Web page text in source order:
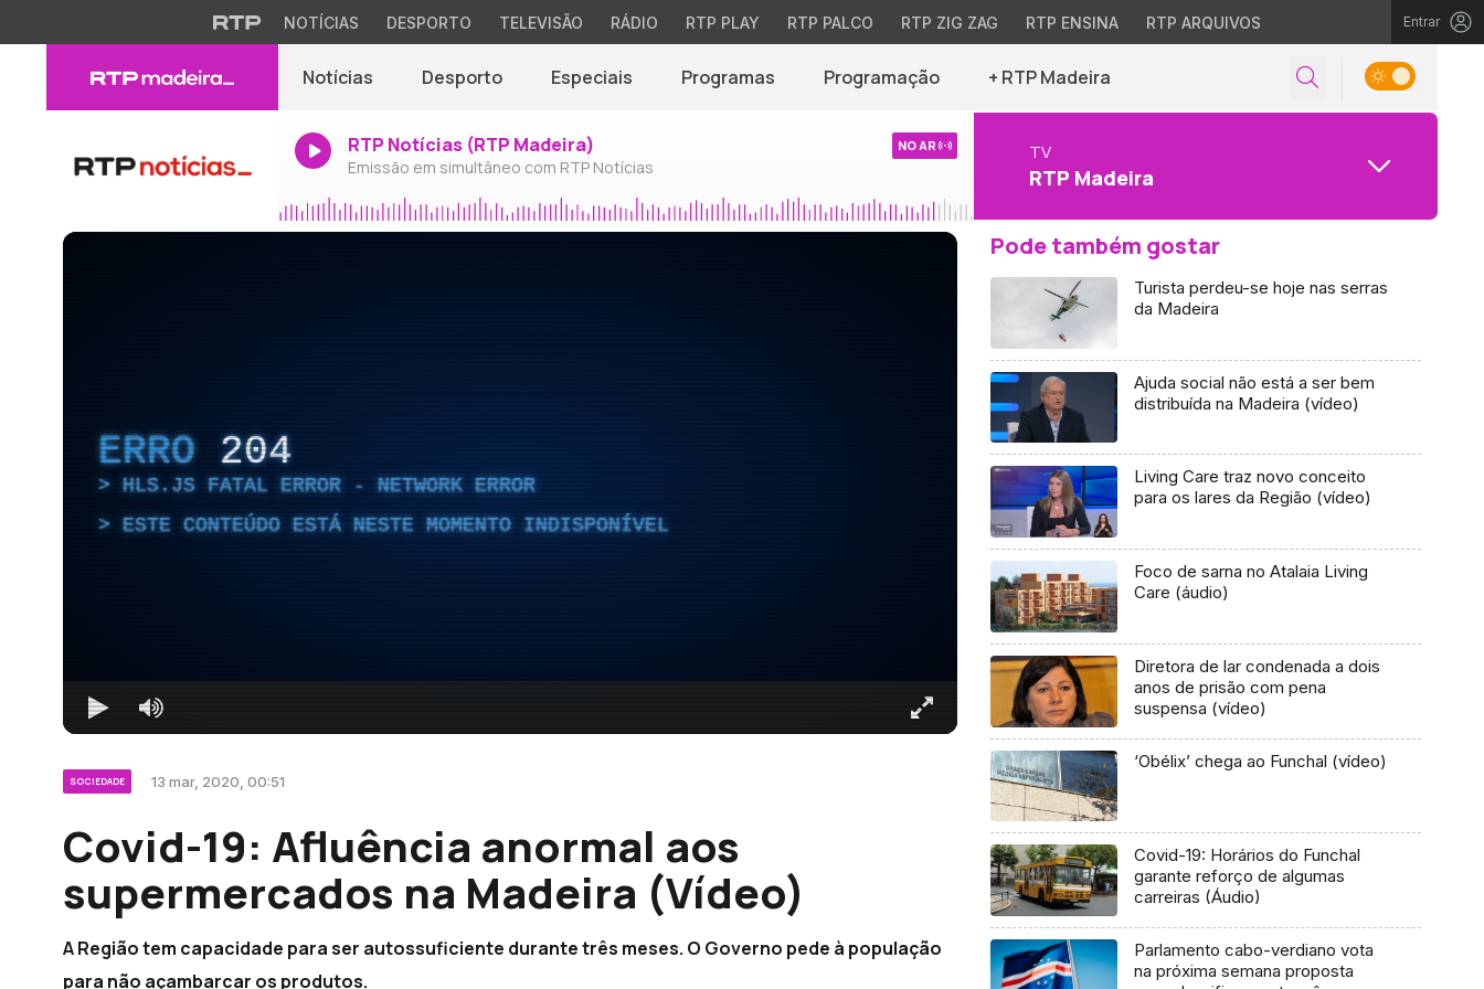
NOTÍCIAS DESPORTO TELEVISÃO RÁDIO RTP PLAY RTP PALCO RTP ZIG ZAG RTP ENSINA RTP ARQUIVOS Entrar
Notícias Desporto Especiais Programas Programação + RTP Madeira
RTP Notícias (RTP Madeira)
Emissão em simultâneo com RTP Notícias
NO AR TV
RTP Madeira
ERRO 204
HLS.JS FATAL ERROR - NETWORK ERROR
ESTE CONTEÚDO ESTÁ NESTE MOMENTO INDISPONÍVEL
SOCIEDADE 13 mar, 2020, 00:51
Covid-19: Afluência anormal aos
supermercados na Madeira (Vídeo)
A Região tem capacidade para ser autossuficiente durante três meses. O Governo pede à população
para não açambarcar os produtos.
Pode também gostar
Turista perdeu-se hoje nas serras
da Madeira
Ajuda social não está a ser bem
distribuída na Madeira (vídeo)
Living Care traz novo conceito
para os lares da Região (vídeo)
Foco de sarna no Atalaia Living
Care (áudio)
Diretora de lar condenada a dois
anos de prisão com pena
suspensa (vídeo)
‘Obélix’ chega ao Funchal (vídeo)
Covid-19: Horários do Funchal
garante reforço de algumas
carreiras (Áudio)
Parlamento cabo-verdiano vota
na próxima semana proposta